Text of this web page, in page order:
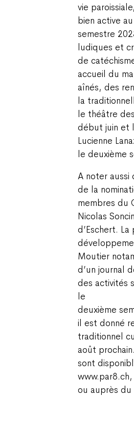
vie
bien active
semestre
ludiques et
de
accueil du
aînés, des
la
le théâtre
début juin et
Lucienne
le deuxième
A noter aussi
de la
membres du
Nicolas
d’Eschert.
Moutier
d’un journal
des activités
le
deuxième
il est donné
traditionnel
août
sont
www.par8.ch,
ou auprès du